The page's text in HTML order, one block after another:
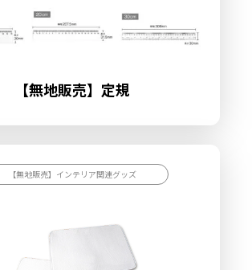
【無地販売】定規
【無地販売】インテリア関連グッズ